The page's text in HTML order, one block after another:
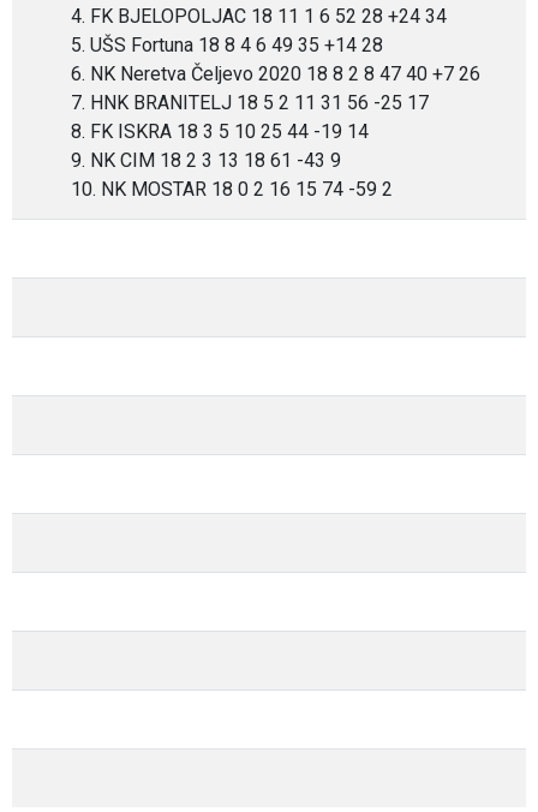
4. FK BJELOPOLJAC 18 11 1 6 52 28 +24 34
5. UŠS Fortuna 18 8 4 6 49 35 +14 28
6. NK Neretva Čeljevo 2020 18 8 2 8 47 40 +7 26
7. HNK BRANITELJ 18 5 2 11 31 56 -25 17
8. FK ISKRA 18 3 5 10 25 44 -19 14
9. NK CIM 18 2 3 13 18 61 -43 9
10. NK MOSTAR 18 0 2 16 15 74 -59 2